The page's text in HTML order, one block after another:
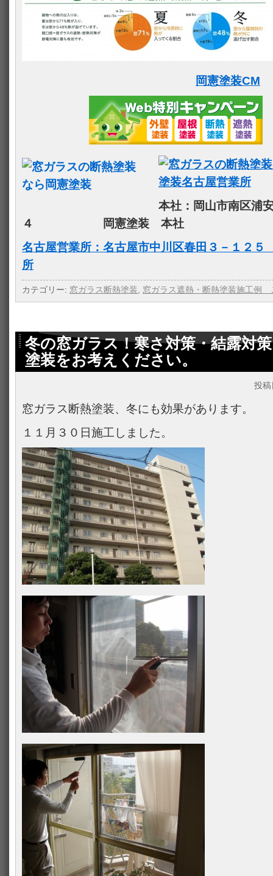
岡憲塗装CM
本社：岡山市南区浦
４ 岡憲塗装 本社
名古屋営業所：名古屋市中川区春田３－１２
所
カテゴリー: 窓ガラス断熱塗装 窓ガラス遮熱・断熱塗装施工例
冬の窓ガラス！寒さ対策・結露対
塗装をお考えください。
投稿
窓ガラス断熱塗装、冬にも効果があります。
１１月３０日施工しました。